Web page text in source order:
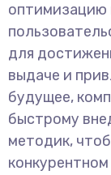
оптимизацию
для
выдаче и
будущее,
быстрому
методик,